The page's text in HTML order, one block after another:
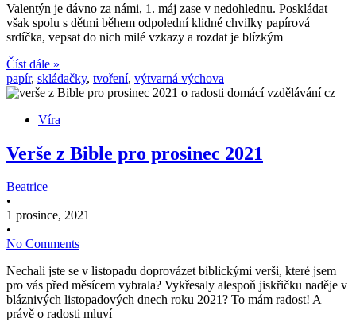
Valentýn je dávno za námi, 1. máj zase v nedohlednu. Poskládat
však spolu s dětmi během odpolední klidné chvilky papírová
srdíčka, vepsat do nich milé vzkazy a rozdat je blízkým
Číst dále »
papír, skládačky, tvoření, výtvarná výchova
Víra
Verše z Bible pro prosinec 2021
Beatrice
•
1 prosince, 2021
•
No Comments
Nechali jste se v listopadu doprovázet biblickými verši, které jsem
pro vás před měsícem vybrala? Vykřesaly alespoň jiskřičku naděje v
bláznivých listopadových dnech roku 2021? To mám radost! A
právě o radosti mluví